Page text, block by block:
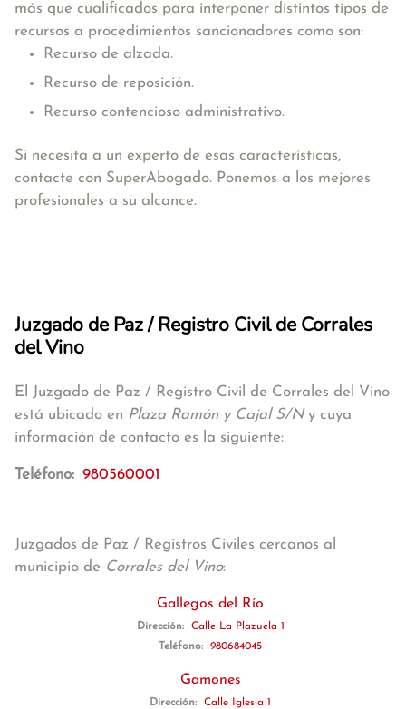
más que cualificados para interponer distintos tipos de
recursos a procedimientos sancionadores como son:
Recurso de alzada.
Recurso de reposición.
Recurso contencioso administrativo.
Si necesita a un experto de esas características,
contacte con SuperAbogado. Ponemos a los mejores
profesionales a su alcance.
Juzgado de Paz / Registro Civil de Corrales
del Vino
El Juzgado de Paz / Registro Civil de Corrales del Vino
está ubicado en Plaza Ramón y Cajal S/Ny cuya
información de contacto es la siguiente:
Teléfono: 980560001
Juzgados de Paz / Registros Civiles cercanos al
municipio de Corrales del Vino:
Gallegos del Río
Dirección:
Calle La Plazuela 1
Teléfono:
980684045
Gamones
Dirección:
Calle Iglesia 1